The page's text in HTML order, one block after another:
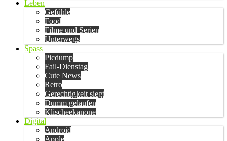
Leben
Gefühle
Food
Filme und Serien
Unterwegs
Spass
Picdump
Fail-Dienstag
Cute News
Retro
Gerechtigkeit siegt
Dumm gelaufen
Klischeekanone
Digital
Android
Apple